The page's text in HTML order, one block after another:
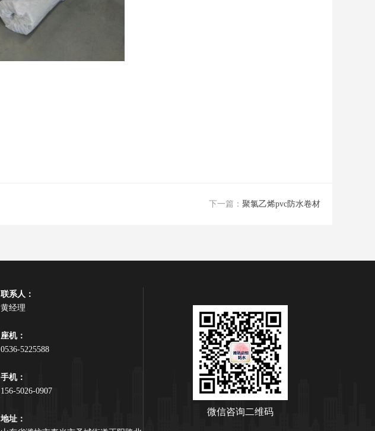
下一篇： 聚氯乙烯pvc防水卷材
联系人：
黄经理
座机：
0536-5225588
手机：
156-5026-0907
地址：
微信咨询二维码